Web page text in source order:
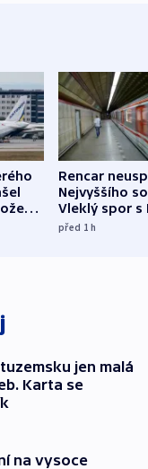
Rencar
Nejvyššího
Vleklý spor s
reklamní
před 1h
jen malá
Karta se
na vysoce